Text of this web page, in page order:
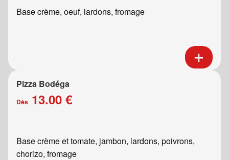
Base crème, oeuf, lardons, fromage
Pizza Bodéga
Dès 13.00 €
Base crème et tomate, jambon, lardons, poivrons,
chorizo, fromage